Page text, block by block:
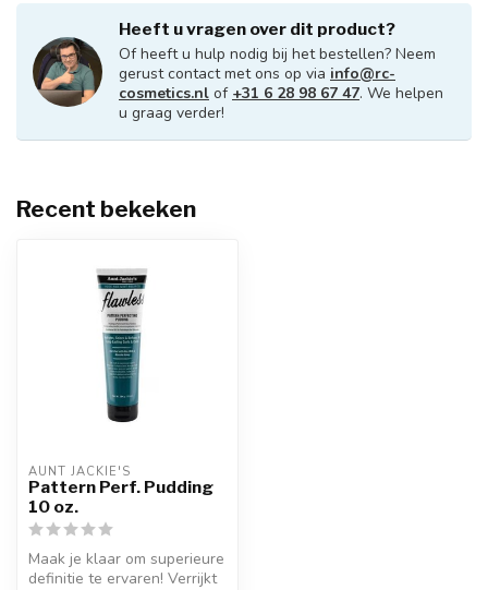
Heeft u vragen over dit product?
Of heeft u hulp nodig bij het bestellen? Neem
gerust contact met ons op via info@rc-
cosmetics.nl of +31 6 28 98 67 47. We helpen
u graag verder!
Recent bekeken
AUNT JACKIE'S
Pattern Perf. Pudding
10 oz.
Maak je klaar om superieure
definitie te ervaren! Verrijkt